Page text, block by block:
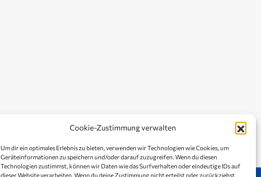
Cookie-Zustimmung verwalten
Um dir ein optimales Erlebnis zu bieten, verwenden wir Technologien wie Cookies, um
Geräteinformationen zu speichern und/oder darauf zuzugreifen. Wenn du diesen
Technologien zustimmst, können wir Daten wie das Surfverhalten oder eindeutige IDs auf
dieser Website verarbeiten. Wenn du deine Zustimmung nicht erteilst oder zurückziehst,